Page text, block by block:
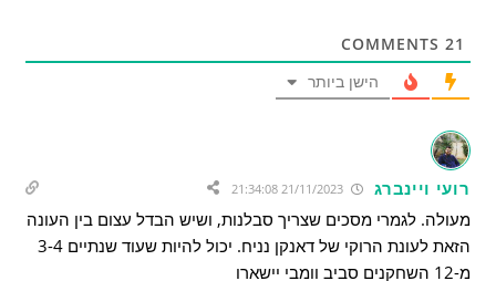
21
הישן ביותר
רועי ויינברג
מעולה. לגמרי מסכים שצריך סבלנות, ושיש הבדל עצום בין העונה
הזאת לעונת הרוקי של דאנקן נניח. יכול להיות שעוד שנתיים 3-4
מ-12 השחקנים סביב וומבי יישארו